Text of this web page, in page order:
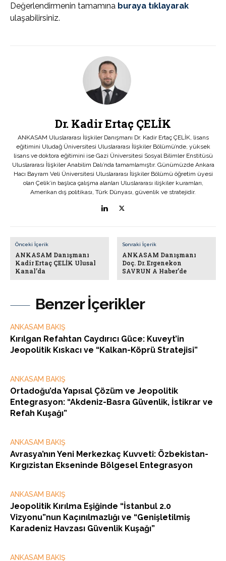
Benzer İçerikler
ANKASAM BAKIŞ
Kırılgan Refahtan Caydırıcı Güce: Kuveyt’in
Jeopolitik Kıskacı ve “Kalkan-Köprü Stratejisi”
ANKASAM BAKIŞ
Ortadoğu’da Yapısal Çözüm ve Jeopolitik
Entegrasyon: “Akdeniz-Basra Güvenlik, İstikrar ve
Refah Kuşağı”
ANKASAM BAKIŞ
Avrasya’nın Yeni Merkezkaç Kuvveti: Özbekistan-
Kırgızistan Ekseninde Bölgesel Entegrasyon
ANKASAM BAKIŞ
Jeopolitik Kırılma Eşiğinde “İstanbul 2.0
Vizyonu”nun Kaçınılmazlığı ve “Genişletilmiş
Karadeniz Havzası Güvenlik Kuşağı”
ANKASAM BAKIŞ
Değerlendirmenin tamamına buraya tıklayarak
ulaşabilirsiniz.
Dr. Kadir Ertaç ÇELİK
ANKASAM Uluslararası İlişkiler Danışmanı Dr. Kadir Ertaç ÇELİK, lisans
eğitimini Uludağ Üniversitesi Uluslararası İlişkiler Bölümü’nde, yüksek
lisans ve doktora eğitimini ise Gazi Üniversitesi Sosyal Bilimler Enstitüsü
Uluslararası İlişkiler Anabilim Dalı’nda tamamlamıştır. Günümüzde Ankara
Hacı Bayram Veli Üniversitesi Uluslararası İlişkiler Bölümü öğretim üyesi
olan Çelik’in başlıca çalışma alanları Uluslararası ilişkiler kuramları,
Amerikan dış politikası, Türk Dünyası, güvenlik ve stratejidir.
Önceki İçerik
ANKASAM Danışmanı
Kadir Ertaç ÇELİK Ulusal
Kanal’da
Sonraki İçerik
ANKASAM Danışmanı
Doç. Dr. Ergenekon
SAVRUN A Haber’de